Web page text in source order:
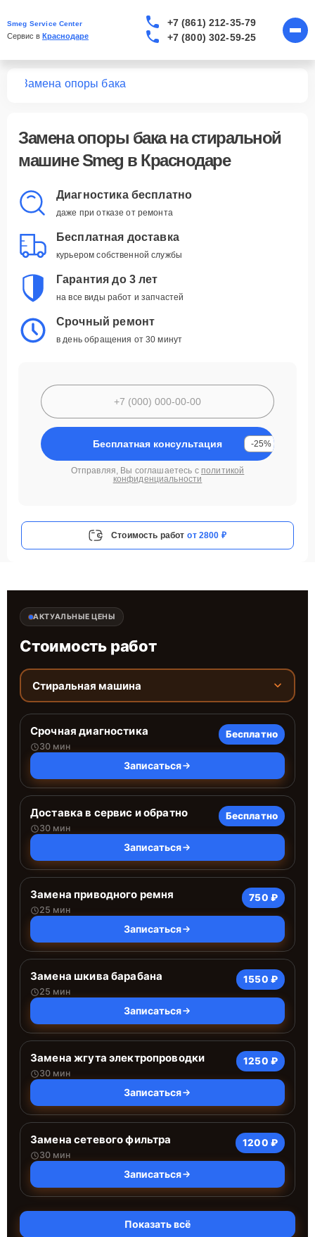
Smeg Service Center
Сервис в Краснодаре
+7 (861) 212-35-79
+7 (800) 302-59-25
Замена опоры бака
Замена опоры бакана стиральной
машине Smeg в Краснодаре
Диагностика бесплатно
даже при отказе от ремонта
Бесплатная доставка
курьером собственной службы
Гарантия до 3 лет
на все виды работ и запчастей
Срочный ремонт
в день обращения от 30 минут
Бесплатная консультация -25%
Отправляя, Вы соглашаетесь с политикой
конфиденциальности
Стоимость работ от 2800 ₽
АКТУАЛЬНЫЕ ЦЕНЫ
Стоимость работ
Стиральная машина
Срочная диагностика
30 мин
Бесплатно
Записаться
Доставка в сервис и обратно
30 мин
Бесплатно
Записаться
Замена приводного ремня
25 мин
750 ₽
Записаться
Замена шкива барабана
25 мин
1550 ₽
Записаться
Замена жгута электропроводки
30 мин
1250 ₽
Записаться
Замена сетевого фильтра
30 мин
1200 ₽
Записаться
Показать всё